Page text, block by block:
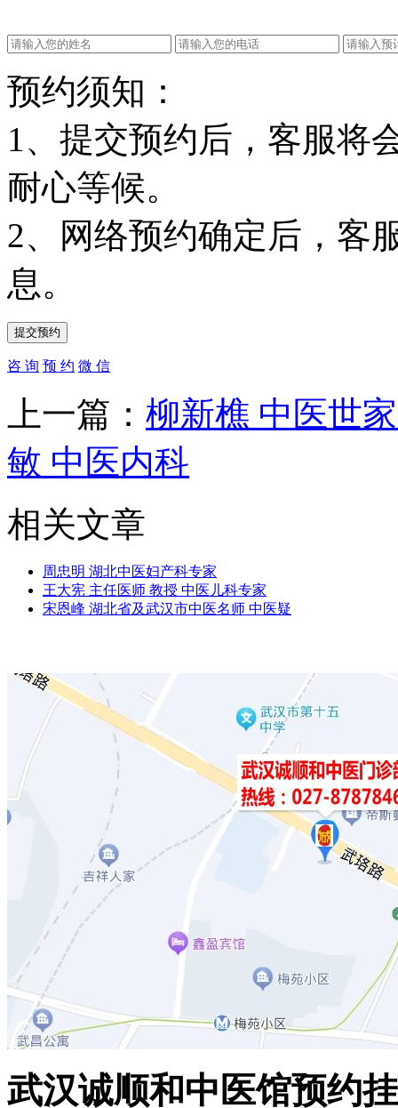
预约须知：
1、提交预约后，客服将
耐心等候。
2、网络预约确定后，客
息。
咨 询 预 约 微 信
上一篇： 柳新樵 中医世
敏 中医内科
相关文章
周忠明 湖北中医妇产科专家
王大宪 主任医师 教授 中医儿科专家
宋恩峰 湖北省及武汉市中医名师 中医疑
武汉诚顺和中医馆预约